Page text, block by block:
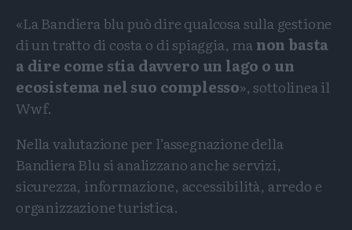
«La Bandiera blu può dire qualcosa sulla gestione
di un tratto di costa o di spiaggia, manon basta
a dire come stia davvero un lago o un
ecosistema nel suo complesso», sottolinea il
Wwf.
Nella valutazione per l’assegnazione della
Bandiera Blu si analizzano anche servizi,
sicurezza, informazione, accessibilità, arredo e
organizzazione turistica.